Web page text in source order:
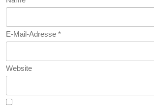
E-Mail-Adresse *
Website